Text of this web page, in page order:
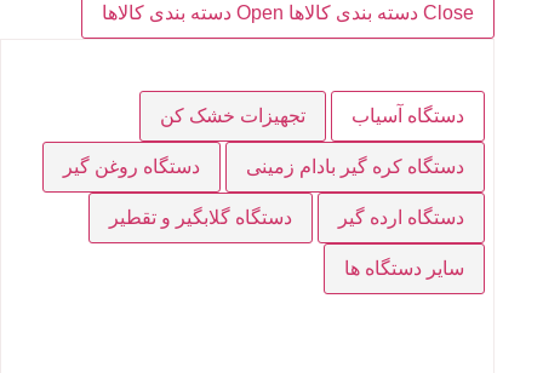
Close دسته بندی کالاها
Open دسته بندی کالاها
دستگاه آسیاب تجهیزات خشک کن
دستگاه کره گیر بادام زمینی دستگاه روغن گیر
دستگاه ارده گیر دستگاه گلابگیر و تقطیر
سایر دستگاه ها